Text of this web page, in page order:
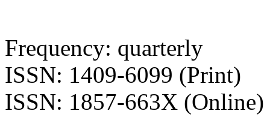
Frequency: quarterly
ISSN: 1409-6099 (Print)
ISSN: 1857-663X (Online)